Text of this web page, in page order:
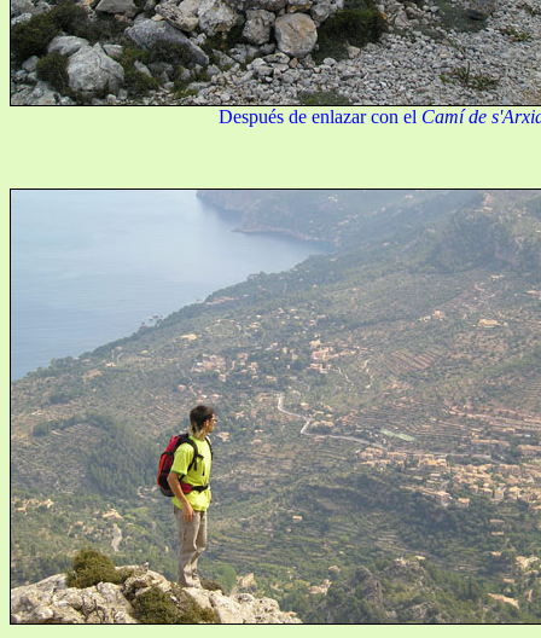
Después de enlazar con el Camí de